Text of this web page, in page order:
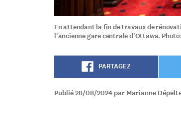
En attendant la fin de travaux de
l'ancienne gare centrale d'Ottawa.
PARTAGEZ
Publié 28/08/2024 par Marianne